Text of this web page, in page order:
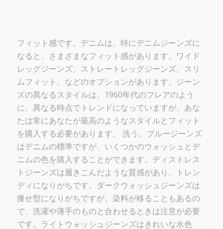
フィット感です。デニムは、特にデニムジーンズに
なると、さまざまなフィット感があります。ワイド
レッグジーンズ、ストレートレッグジーンズ、スリ
ムフィット、などのオプションがあります。ジーン
ズの異なるスタイルは、1960年代のフレアのよう
に、異なる時点でトレンドになっていますが、あな
たは常にあなたが最高のようなスタイルとフィット
を購入する必要があります。
洗う。ブルージーンズ
はデニムの標準ですが、いくつかのウォッシュとデ
ニムの色を購入することができます。ディストレス
トジーンズは履きこんだような質感があり、トレン
ディになりがちです。ダークウォッシュジーンズは
痩せ型になりがちですが、染料が移ることもあるの
で、洗濯や薄手のものと合わせるときは注意が必要
です。ライトウォッシュジーンズはきれいな水色